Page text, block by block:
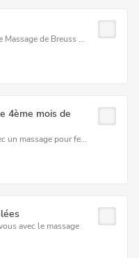
de Breuss ...
4ème mois de
un massage pour fe...
avec le massage